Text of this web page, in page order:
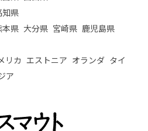
知県
本県 大分県 宮崎県 鹿児島県
リカ エストニア オランダ タイ
ア